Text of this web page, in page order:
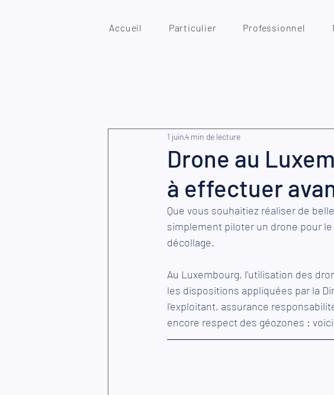
Accueil Particulier Professionnel
Drone au
à effectuer
1 juin4 min de lecture
Que vous souhaitiez réaliser de
simplement piloter un drone pour
décollage.
Au Luxembourg, l'utilisation des
les dispositions appliquées par la
l'exploitant, assurance
encore respect des géozones :